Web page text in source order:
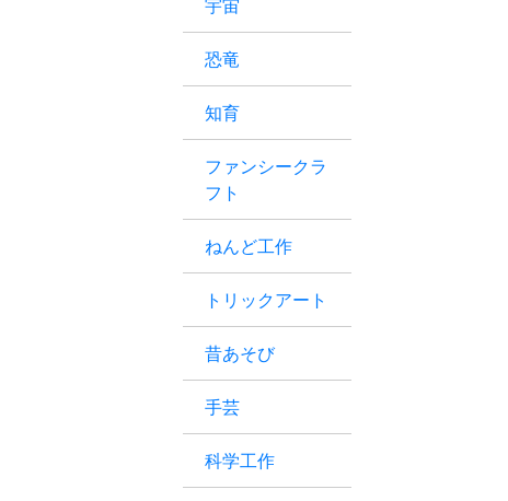
宇宙
恐竜
知育
ファンシークラ
フト
ねんど工作
トリックアート
昔あそび
手芸
科学工作